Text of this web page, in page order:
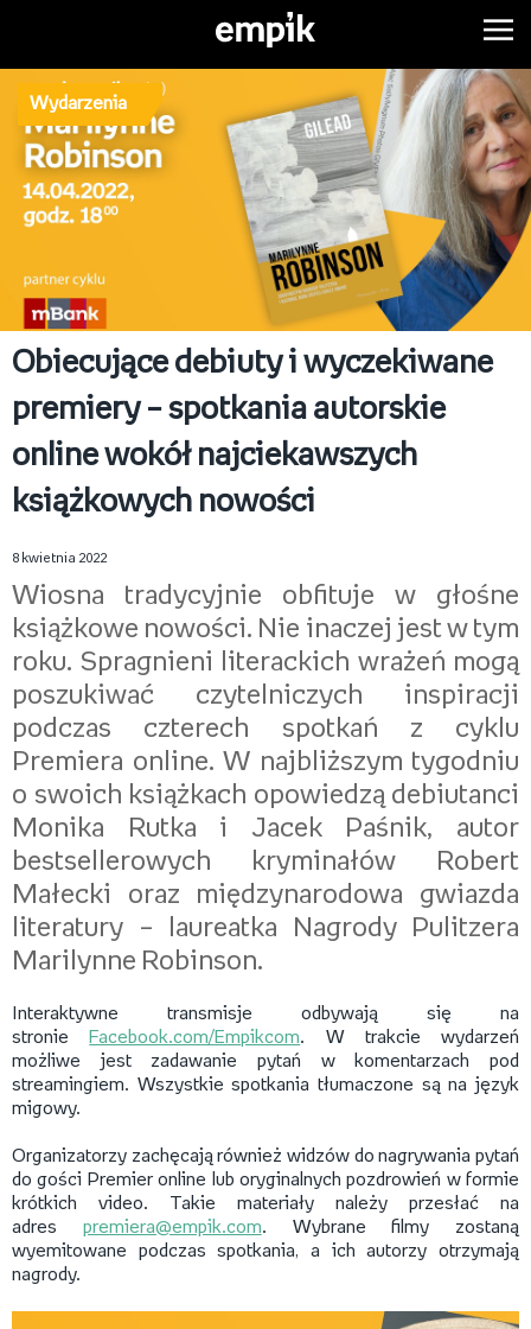
Wydarzenia
Obiecujące debiuty i wyczekiwane
premiery – spotkania autorskie
online wokół najciekawszych
książkowych nowości
8 kwietnia 2022
Wiosna tradycyjnie obfituje w głośne
książkowe nowości. Nie inaczej jest w tym
roku. Spragnieni literackich wrażeń mogą
poszukiwać czytelniczych inspiracji
podczas czterech spotkań z cyklu
Premiera online. W najbliższym tygodniu
o swoich książkach opowiedzą debiutanci
Monika Rutka i Jacek Paśnik, autor
bestsellerowych kryminałów Robert
Małecki oraz międzynarodowa gwiazda
literatury – laureatka Nagrody Pulitzera
Marilynne Robinson.
Interaktywne transmisje odbywają się na
stronie
Facebook.com/Empikcom. W trakcie wydarzeń
możliwe jest zadawanie pytań w komentarzach pod
streamingiem. Wszystkie spotkania tłumaczone są na język
migowy.
Organizatorzy zachęcają również widzów do nagrywania pytań
do gości Premier online lub oryginalnych pozdrowień w formie
krótkich video. Takie materiały należy przesłać na
adres premiera@empik.com. Wybrane filmy zostaną
wyemitowane podczas spotkania, a ich autorzy otrzymają
nagrody.